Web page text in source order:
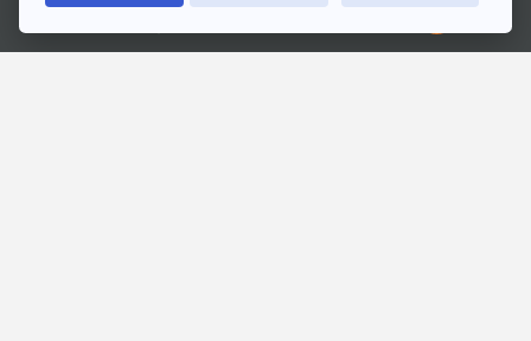
Ⓒ 2020 องค์การกระจายเสียงและแพร่ภาพสาธารณะแห่งประเทศไทย
ตอนที่เกี่ยวข้อง